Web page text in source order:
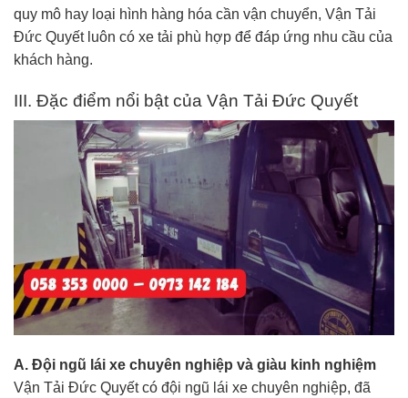
quy mô hay loại hình hàng hóa cần vận chuyển, Vận Tải
Đức Quyết luôn có xe tải phù hợp để đáp ứng nhu cầu của
khách hàng.
III. Đặc điểm nổi bật của Vận Tải Đức Quyết
A. Đội ngũ lái xe chuyên nghiệp và giàu kinh nghiệm
Vận Tải Đức Quyết có đội ngũ lái xe chuyên nghiệp, đã